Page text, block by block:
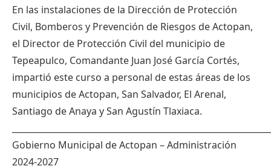
En las instalaciones de la Dirección de Protección
Civil, Bomberos y Prevención de Riesgos de Actopan,
el Director de Protección Civil del municipio de
Tepeapulco, Comandante Juan José García Cortés,
impartió este curso a personal de estas áreas de los
municipios de Actopan, San Salvador, El Arenal,
Santiago de Anaya y San Agustín Tlaxiaca.
Gobierno Municipal de Actopan – Administración
2024-2027